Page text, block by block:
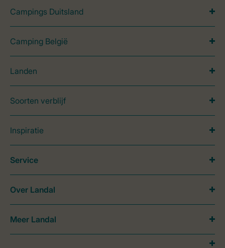
Campings Duitsland
Camping België
Landen
Soorten verblijf
Inspiratie
Service
Over Landal
Meer Landal